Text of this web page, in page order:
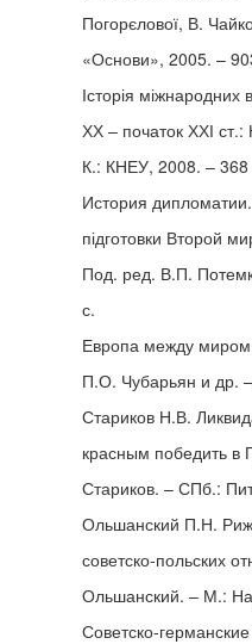
Погорєлової, В.
«Основи», 2005. –
Історія міжнародних
ХХ – початок ХХІ ст.:
К.: КНЕУ, 2008. – 368
История
підготовки Второй
Под. ред. В.П.
с.
Европа между
П.О. Чубарьян и др.
Стариков Н.В.
красным победить в
Стариков. – СПб.:
Ольшанский П.Н.
советско-польских
Ольшанский. – М.:
Советско-